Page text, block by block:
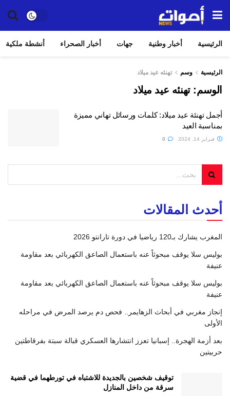
الرئيسية أخبار وطنية جهات أخبار الصحراء أنشطة ملكية
الرئيسية وسم تهنئه عيد ميلاد
الوسم:تهنئه عيد ميلاد
أجمل تهنئة عيد ميلاد: كلمات ورسائل تهاني مميزة
بمناسبة العيد
فبراير 14, 2024
أحدث المقالات
المغرب يشارك بـ120 رياضيا في دورة تارانتو 2026
بوليس سلا يوقف مبحوثاً عنه باستعمال الصاعق الكهربائي بعد مقاومة
عنيفة
بوليس سلا يوقف مبحوثاً عنه باستعمال الصاعق الكهربائي بعد مقاومة
عنيفة
إنجاز مغربي في أبحاث الزهايمر.. فحص دم يرصد المرض في مراحله
الأولى
بعد أزمة الهجرة.. إسبانيا تعزز انتشارها العسكري قبالة سبتة بفرقاطتين
حربيتين
توقيف شخصين بالجديدة للاشتباه في تورطهما في قضية
سرقة من داخل المنازل